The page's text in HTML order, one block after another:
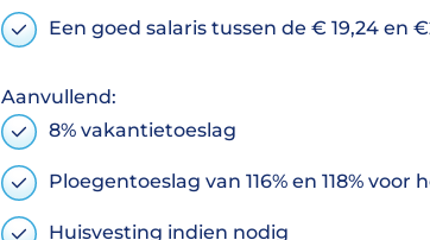
Een goed salaris tussen de € 19,24 en
Aanvullend:
8% vakantietoeslag
Ploegentoeslag van 116% en 118%
Huisvesting indien nodig